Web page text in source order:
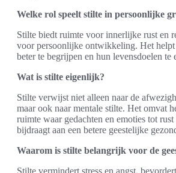
Welke rol speelt stilte in persoonlijke
Stilte biedt ruimte voor innerlijke rust en
voor persoonlijke ontwikkeling. Het
beter te begrijpen en hun levensdoelen te
Wat is stilte eigenlijk?
Stilte verwijst niet alleen naar de
maar ook naar mentale stilte. Het omvat
ruimte waar gedachten en emoties tot
bijdraagt aan een betere geestelijke
Waarom is stilte belangrijk voor de
Stilte vermindert stress en angst,